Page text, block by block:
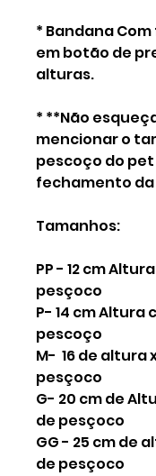
* Bandana
em botão de
alturas.
* **Não
mencionar o
pescoço do
fechamento
Tamanhos:
PP - 12 cm
pesçoco
P- 14 cm Altura
pescoço
M- 16 de altura
pesçoco
G- 20 cm de
de pesçoco
GG - 25 cm de
de pesçoco